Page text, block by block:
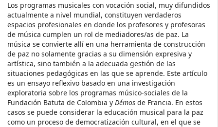
Los programas musicales con vocación social, muy difundidos
actualmente a nivel mundial, constituyen verdaderos
espacios profesionales en donde los profesores y profesoras
de música cumplen un rol de mediadores/as de paz. La
música se convierte allí en una herramienta de construcción
de paz no solamente gracias a su dimensión expresiva y
artística, sino también a la adecuada gestión de las
situaciones pedagógicas en las que se aprende. Este artículo
es un ensayo reflexivo basado en una investigación
exploratoria sobre los programas músico-sociales de la
Fundación Batuta de Colombia y Démos de Francia. En estos
casos se puede considerar la educación musical para la paz
como un proceso de democratización cultural, en el que se